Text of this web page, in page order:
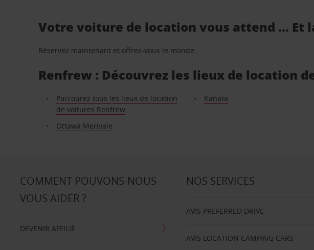
Votre voiture de location vous attend … Et
Réservez maintenant et offrez-vous le monde.
Renfrew : Découvrez les lieux de location
Parcourez tous les lieux de location
de voitures Renfrew
Kanata
Ottawa Merivale
COMMENT POUVONS-NOUS
VOUS AIDER ?
DEVENIR AFFILIÉ
NOS SERVICES
AVIS PREFERRED DRIVE
AVIS LOCATION CAMPING CARS